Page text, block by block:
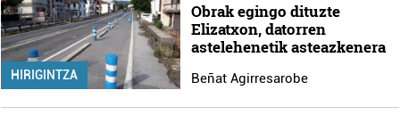
HIRIGINTZA
Obrak egingo dituzte
Elizatxon, datorren
astelehenetik asteazkenera
Beñat Agirresarobe